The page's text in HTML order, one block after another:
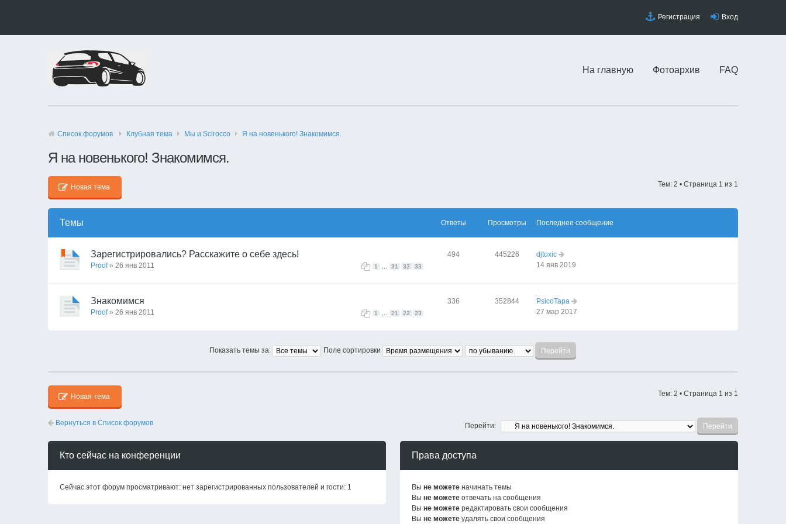
Регистрация Вход
На главную Фотоархив FAQ
Список форумов Клубная тема Мы и Scirocco Я на новенького! Знакомимся.
Я на новенького! Знакомимся.
Новая тема Тем: 2 • Страница 1 из 1
Темы Ответы Просмотры Последнее сообщение
Зарегистрировались? Расскажите о себе здесь!
1 31 32 33
Proof» 26 янв 2011
494 445226
djtoxic
14 янв 2019
Знакомимся
1 21 22 23
Proof» 26 янв 2011
336 352844
PsicoTapa
27 мар 2017
Показать темы за: Поле сортировки
Новая тема Тем: 2 • Страница 1 из 1
Вернуться в Список форумов Перейти:
Кто сейчас на конференции
Сейчас этот форум просматривают: нет зарегистрированных пользователей и гости: 1
Права доступа
Вы не можетеначинать темы
Вы не можетеотвечать на сообщения
Вы не можетередактировать свои сообщения
Вы не можетеудалять свои сообщения